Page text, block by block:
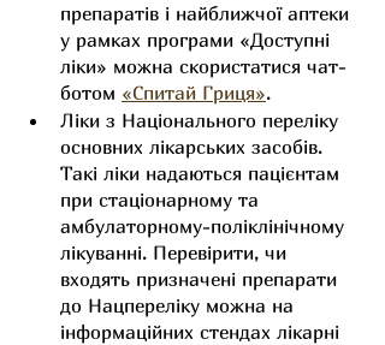
препаратів і найближчої аптеки
у рамках програми «Доступні
ліки» можна скористатися чат-
ботом «Спитай Гриця».
Ліки з Національного переліку
основних лікарських засобів.
Такі ліки надаються пацієнтам
при стаціонарному та
амбулаторному-поліклінічному
лікуванні. Перевірити, чи
входять призначені препарати
до Нацпереліку можна на
інформаційних стендах лікарні